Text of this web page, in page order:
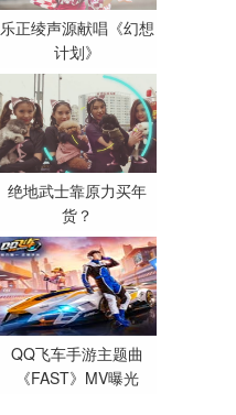
乐正绫声源献唱《幻想
计划》
绝地武士靠原力买年
货？
QQ飞车手游主题曲
《FAST》MV曝光